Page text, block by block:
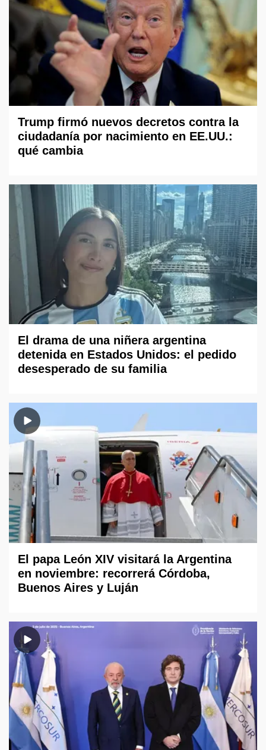
Trump firmó nuevos decretos contra la
ciudadanía por nacimiento en EE.UU.:
qué cambia
El drama de una niñera argentina
detenida en Estados Unidos: el pedido
desesperado de su familia
El papa León XIV visitará la Argentina
en noviembre: recorrerá Córdoba,
Buenos Aires y Luján